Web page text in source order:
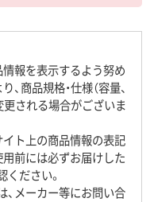
報を表示するよう努め
商品規格・仕様（容量、
更される場合がございま
イト上の商品情報の表記
前には必ずお届けした
ださい。
、メーカー等にお問い合